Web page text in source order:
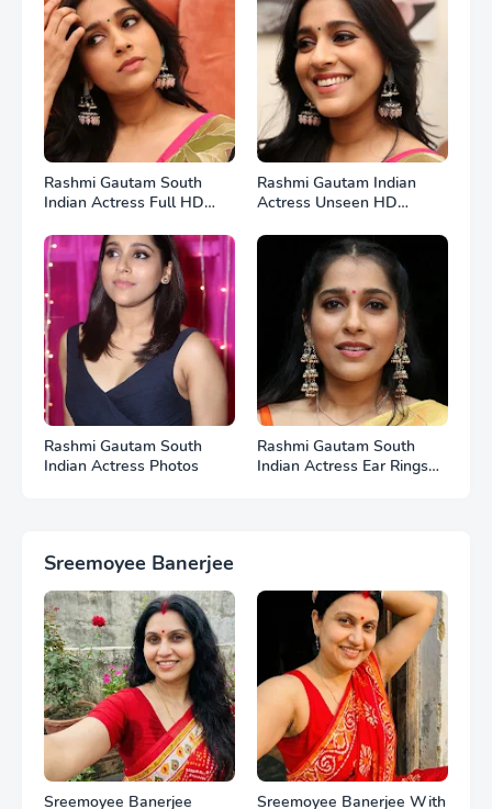
Rashmi Gautam South
Indian Actress Full HD
Rashmi Gautam Indian
Actress Unseen HD
Rashmi Gautam South
Indian Actress Photos
Rashmi Gautam South
Indian Actress Ear Rings
Sreemoyee Banerjee
Sreemoyee Banerjee
Sreemoyee Banerjee With